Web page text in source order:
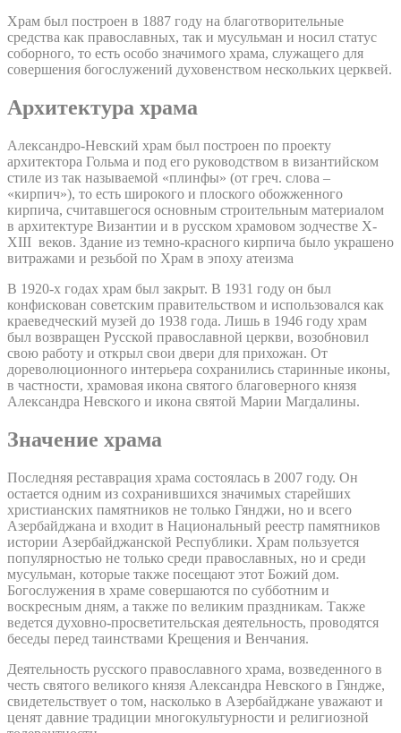
Храм был построен в 1887 году на благотворительные
средства как православных, так и мусульман и носил статус
соборного, то есть особо значимого храма, служащего для
совершения богослужений духовенством нескольких церквей.
Архитектура храма
Александро-Невский храм был построен по проекту
архитектора Гольма и под его руководством в византийском
стиле из так называемой «плинфы» (от греч. слова –
«кирпич»), то есть широкого и плоского обожженного
кирпича, считавшегося основным строительным материалом
в архитектуре Византии и в русском храмовом зодчестве X-
XIII веков. Здание из темно-красного кирпича было украшено
витражами и резьбой по Храм в эпоху атеизма
В 1920-х годах храм был закрыт. В 1931 году он был
конфискован советским правительством и использовался как
краеведческий музей до 1938 года. Лишь в 1946 году храм
был возвращен Русской православной церкви, возобновил
свою работу и открыл свои двери для прихожан. От
дореволюционного интерьера сохранились старинные иконы,
в частности, храмовая икона святого благоверного князя
Александра Невского и икона святой Марии Магдалины.
Значение храма
Последняя реставрация храма состоялась в 2007 году. Он
остается одним из сохранившихся значимых старейших
христианских памятников не только Гянджи, но и всего
Азербайджана и входит в Национальный реестр памятников
истории Азербайджанской Республики. Храм пользуется
популярностью не только среди православных, но и среди
мусульман, которые также посещают этот Божий дом.
Богослужения в храме совершаются по субботним и
воскресным дням, а также по великим праздникам. Также
ведется духовно-просветительская деятельность, проводятся
беседы перед таинствами Крещения и Венчания.
Деятельность русского православного храма, возведенного в
честь святого великого князя Александра Невского в Гяндже,
свидетельствует о том, насколько в Азербайджане уважают и
ценят давние традиции многокультурности и религиозной